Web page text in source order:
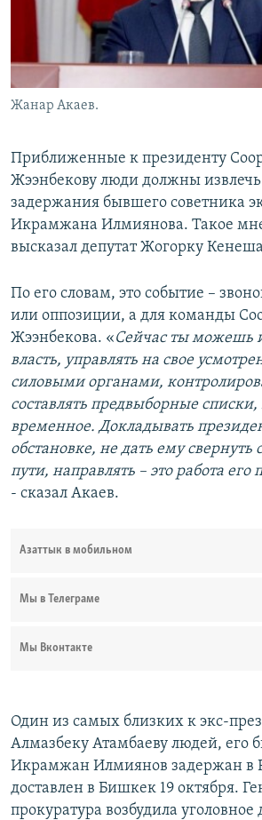
Жанар Акаев.
Приближенные к президенту
Жээнбекову люди должны
задержания бывшего советника
Икрамжана Илмиянова. Такое
высказал депутат Жогорку
По его словам, это событие –
или оппозиции, а для команды
Жээнбекова. «Сейчас ты можешь
власть, управлять на свое
силовыми органами,
составлять предвыборные списки,
временное. Докладывать
обстановке, не дать ему свернуть
пути, направлять – это работа
- сказал Акаев.
Азаттык в мобильном
Мы в Телеграме
Мы Вконтакте
Один из самых близких к экс-
Алмазбеку Атамбаеву людей, его
Икрамжан Илмиянов задержан в
доставлен в Бишкек 19 октября.
прокуратура возбудила уголовное